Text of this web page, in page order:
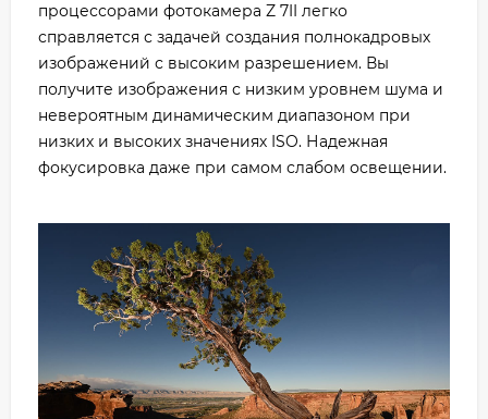
процессорами фотокамера Z 7II легко
справляется с задачей создания полнокадровых
изображений с высоким разрешением. Вы
получите изображения с низким уровнем шума и
невероятным динамическим диапазоном при
низких и высоких значениях ISO. Надежная
фокусировка даже при самом слабом освещении.